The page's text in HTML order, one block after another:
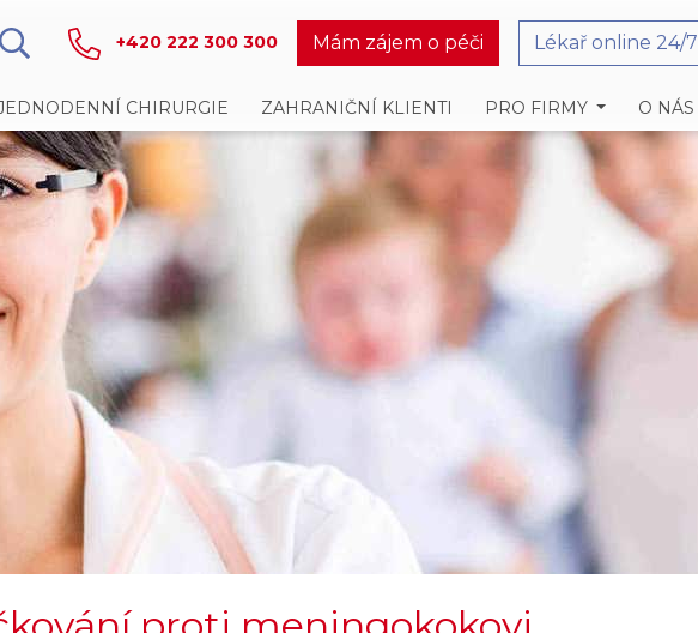
+420 222 300 300 Mám zájem o péči Lékař online 24/7
CHIRURGIE ZAHRANIČNÍ KLIENTI PRO FIRMY O NÁS